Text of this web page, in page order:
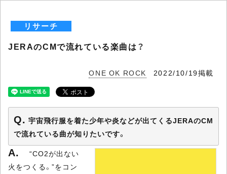
リサーチ
JERAのCMで流れている楽曲は？
ONE OK ROCK 2022/10/19掲載
宇宙飛行服を着た少年や炎などが出てくるJERAのCM
で流れている曲が知りたいです。
“CO2が出ない
火をつくる。”をコン